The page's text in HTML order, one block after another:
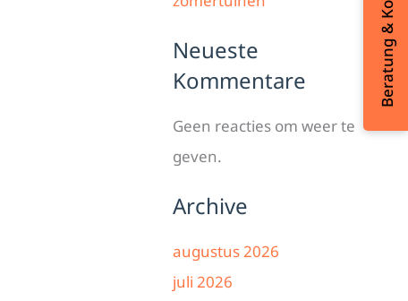
Neueste
Kommentare
Geen reacties om weer te
geven.
Archive
augustus 2026
juli 2026
Beratung & Kontakt